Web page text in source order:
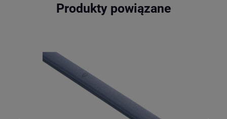
Produkty powiązane